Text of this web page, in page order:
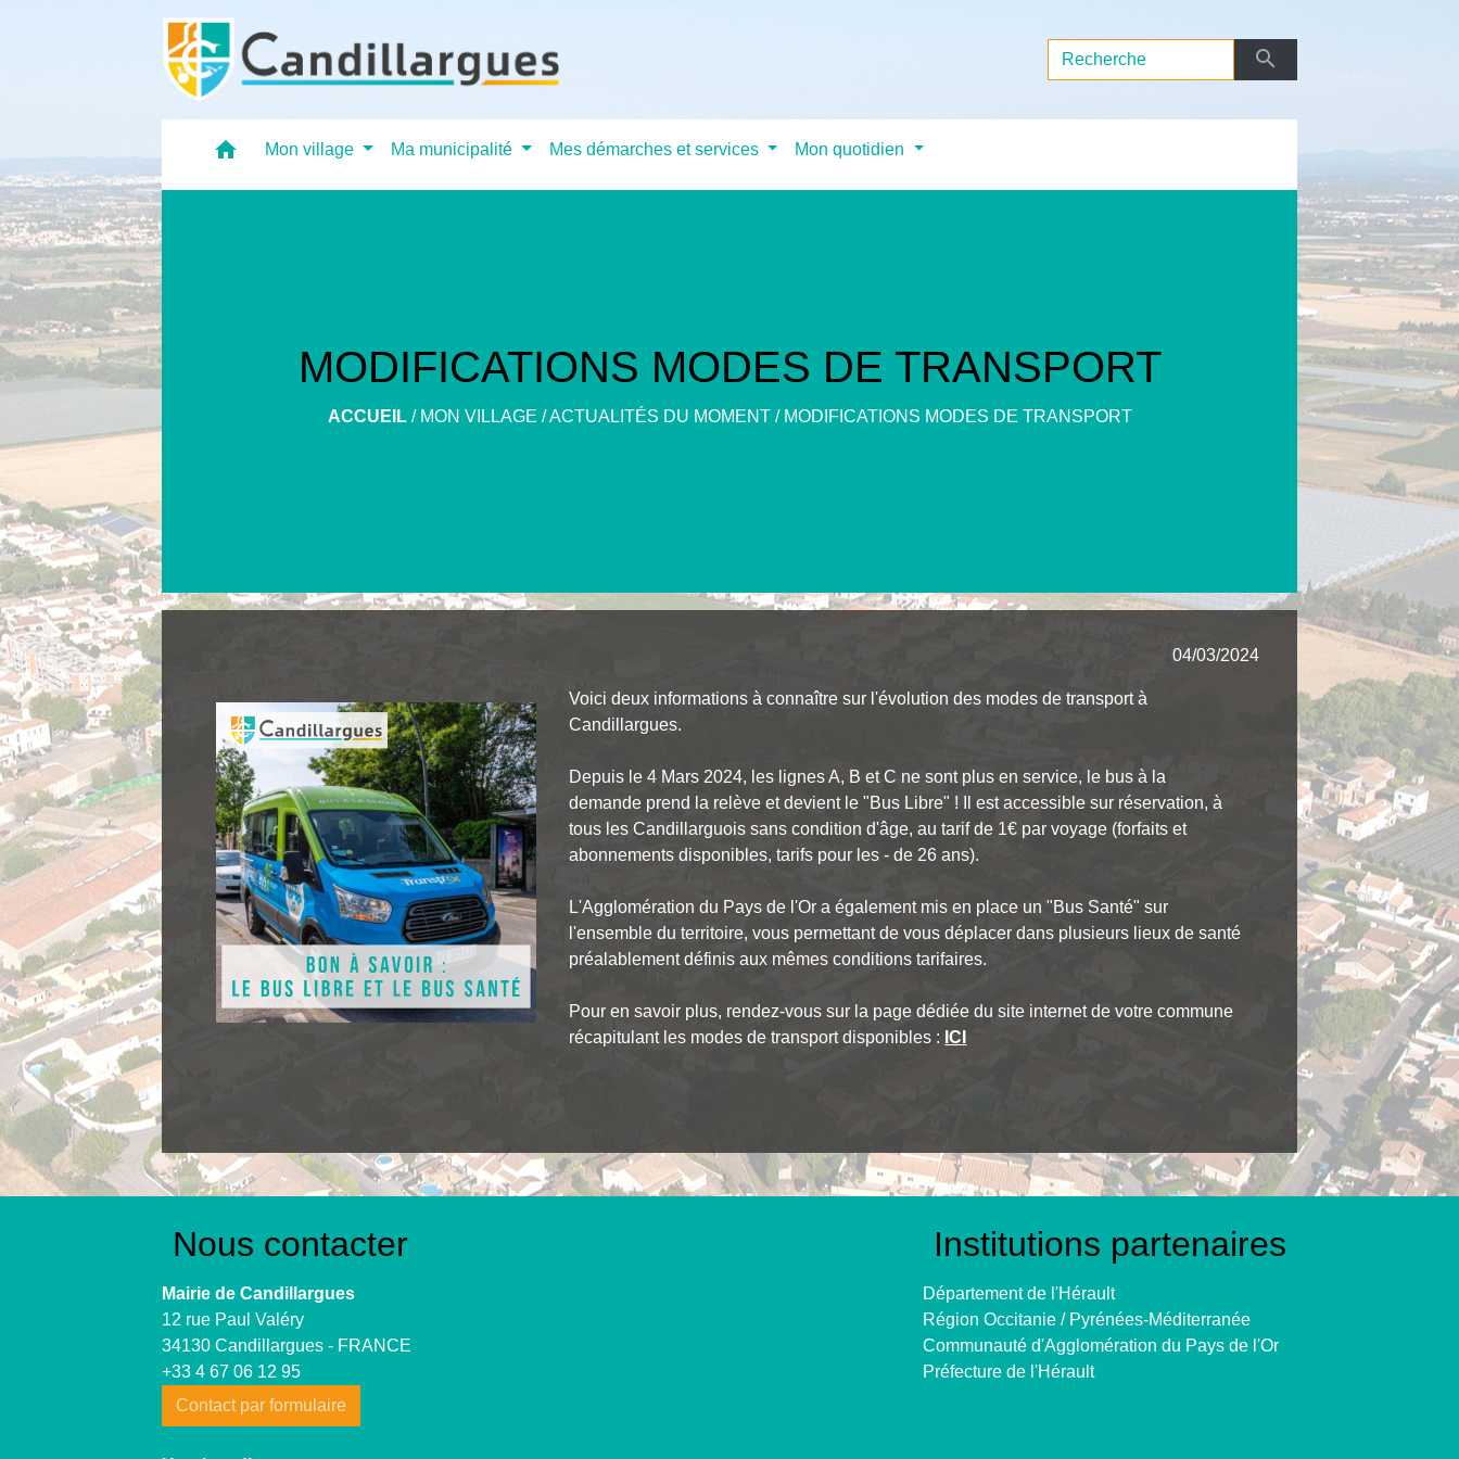
search
home Mon village Ma municipalité Mes démarches et services Mon quotidien
MODIFICATIONS MODES DE TRANSPORT
ACCUEIL/ MON VILLAGE /ACTUALITÉS DU MOMENT/ MODIFICATIONS MODES DE TRANSPORT
04/03/2024
Voici deux informations à connaître sur l'évolution des modes de transport à
Candillargues.
Depuis le 4 Mars 2024, les lignes A, B et C ne sont plus en service, le bus à la
demande prend la relève et devient le "Bus Libre" ! Il est accessible sur réservation, à
tous les Candillarguois sans condition d'âge, au tarif de 1€ par voyage (forfaits et
abonnements disponibles, tarifs pour les - de 26 ans).
L'Agglomération du Pays de l'Or a également mis en place un "Bus Santé" sur
l'ensemble du territoire, vous permettant de vous déplacer dans plusieurs lieux de santé
préalablement définis aux mêmes conditions tarifaires.
Pour en savoir plus, rendez-vous sur la page dédiée du site internet de votre commune
récapitulant les modes de transport disponibles : ICI
Nous contacter
Mairie de Candillargues
12 rue Paul Valéry
34130 Candillargues - FRANCE
+33 4 67 06 12 95
Contact par formulaire
Institutions partenaires
Département de l'Hérault
Région Occitanie / Pyrénées-Méditerranée
Communauté d'Agglomération du Pays de l'Or
Préfecture de l'Hérault